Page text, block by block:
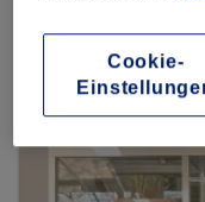
Cookie-